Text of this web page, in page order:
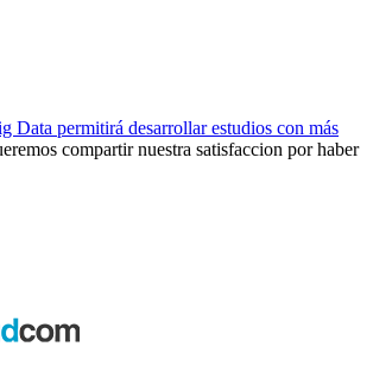
Data permitirá desarrollar estudios con más
compartir nuestra satisfaccion por haber